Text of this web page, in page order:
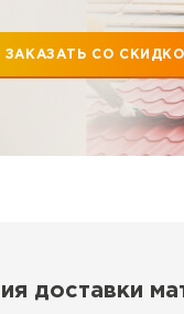
ЗАКАЗАТЬ СО
доставки